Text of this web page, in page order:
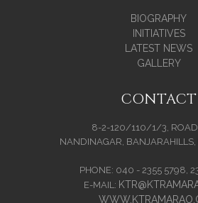
BIOGRAPHY
INITIATIVES
LATEST NEWS
GALLERY
CONTACT
8-2-120/110/1/3, ROAD
NANDINAGAR, BANJARAHILLS,
PHONE: 040 - 2355 5798,
E-MAIL: